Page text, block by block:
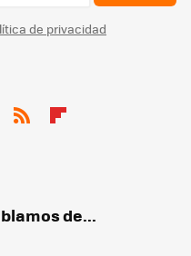
de privacidad
de...